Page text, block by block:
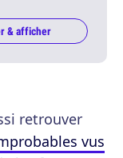
& afficher
retrouver
vus